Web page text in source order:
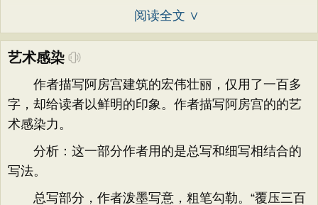
阅读全文 ∨
艺术感染
作者描写阿房宫建筑的宏伟壮丽，仅用了一百多
字，却给读者以鲜明的印象。作者描写阿房宫的的艺
术感染力。
分析：这一部分作者用的是总写和细写相结合的
写法。
总写部分，作者泼墨写意，粗笔勾勒。“覆压三百